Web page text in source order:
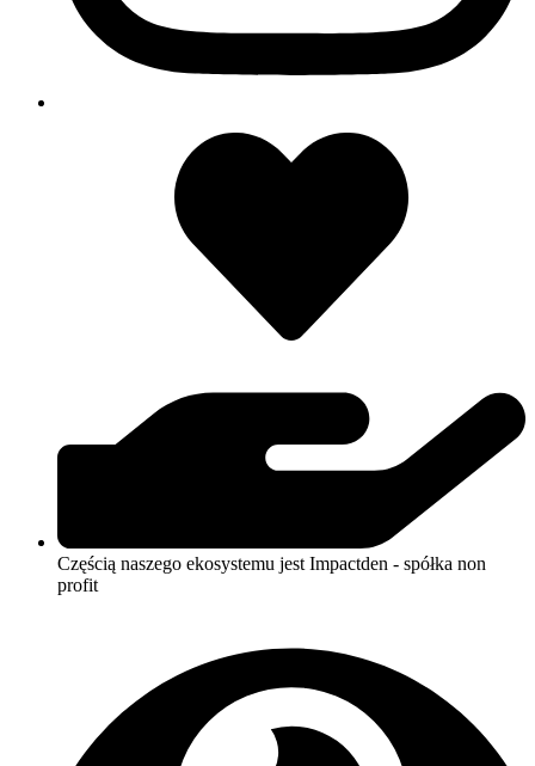
Częścią naszego ekosystemu jest Impactden - spółka non
profit